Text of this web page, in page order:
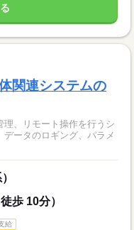
関連システムの
、リモート操作を行うシ
歩 10分）
給